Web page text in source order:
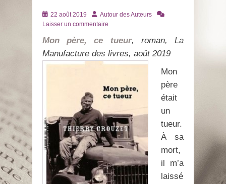
Posté
le
22 août 2019 AuteurAutour des Auteurs
Laisser un commentaire
Mon père, ce tueur, roman, La
Manufacture des livres, août 2019
Mon
père
était
un
tueur.
À sa
mort,
il m’a
laissé